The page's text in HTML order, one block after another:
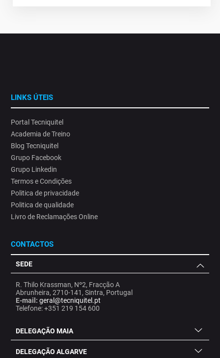
LINKS ÚTEIS
Portal Tecniquitel
Academia de Treino
Blog Tecniquitel
Grupo Facebook
Grupo Linkedin
Termos e Condições
Politica de privacidade
Politica de qualidade
Livro de Reclamações Online
CONTACTOS
SEDE
R. Thilo Krassman, Nº2, Fracção A
Abrunheira, 2710-141, Sintra, Portugal
E-mail: geral@tecniquitel.pt
Telefone: +351 219 154 600
DELEGAÇÃO MAIA
DELEGAÇÃO ALGARVE